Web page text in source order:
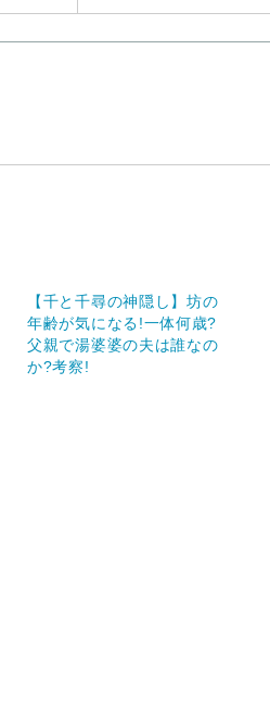
【千と千尋の神隠し】坊の
年齢が気になる!一体何歳?
父親で湯婆婆の夫は誰なの
か?考察!